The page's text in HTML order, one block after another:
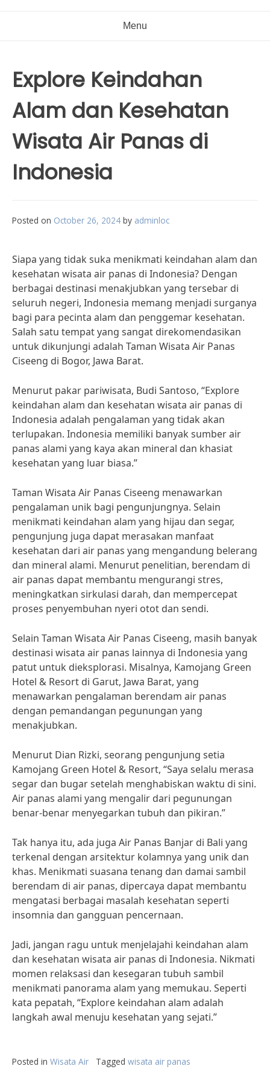
Menu
Explore Keindahan
Alam dan Kesehatan
Wisata Air Panas di
Indonesia
Posted on October 26, 2024 by adminloc
Siapa yang tidak suka menikmati keindahan alam dan
kesehatan wisata air panas di Indonesia? Dengan
berbagai destinasi menakjubkan yang tersebar di
seluruh negeri, Indonesia memang menjadi surganya
bagi para pecinta alam dan penggemar kesehatan.
Salah satu tempat yang sangat direkomendasikan
untuk dikunjungi adalah Taman Wisata Air Panas
Ciseeng di Bogor, Jawa Barat.
Menurut pakar pariwisata, Budi Santoso, “Explore
keindahan alam dan kesehatan wisata air panas di
Indonesia adalah pengalaman yang tidak akan
terlupakan. Indonesia memiliki banyak sumber air
panas alami yang kaya akan mineral dan khasiat
kesehatan yang luar biasa.”
Taman Wisata Air Panas Ciseeng menawarkan
pengalaman unik bagi pengunjungnya. Selain
menikmati keindahan alam yang hijau dan segar,
pengunjung juga dapat merasakan manfaat
kesehatan dari air panas yang mengandung belerang
dan mineral alami. Menurut penelitian, berendam di
air panas dapat membantu mengurangi stres,
meningkatkan sirkulasi darah, dan mempercepat
proses penyembuhan nyeri otot dan sendi.
Selain Taman Wisata Air Panas Ciseeng, masih banyak
destinasi wisata air panas lainnya di Indonesia yang
patut untuk dieksplorasi. Misalnya, Kamojang Green
Hotel & Resort di Garut, Jawa Barat, yang
menawarkan pengalaman berendam air panas
dengan pemandangan pegunungan yang
menakjubkan.
Menurut Dian Rizki, seorang pengunjung setia
Kamojang Green Hotel & Resort, “Saya selalu merasa
segar dan bugar setelah menghabiskan waktu di sini.
Air panas alami yang mengalir dari pegunungan
benar-benar menyegarkan tubuh dan pikiran.”
Tak hanya itu, ada juga Air Panas Banjar di Bali yang
terkenal dengan arsitektur kolamnya yang unik dan
khas. Menikmati suasana tenang dan damai sambil
berendam di air panas, dipercaya dapat membantu
mengatasi berbagai masalah kesehatan seperti
insomnia dan gangguan pencernaan.
Jadi, jangan ragu untuk menjelajahi keindahan alam
dan kesehatan wisata air panas di Indonesia. Nikmati
momen relaksasi dan kesegaran tubuh sambil
menikmati panorama alam yang memukau. Seperti
kata pepatah, “Explore keindahan alam adalah
langkah awal menuju kesehatan yang sejati.”
Posted in Wisata Air Tagged wisata air panas